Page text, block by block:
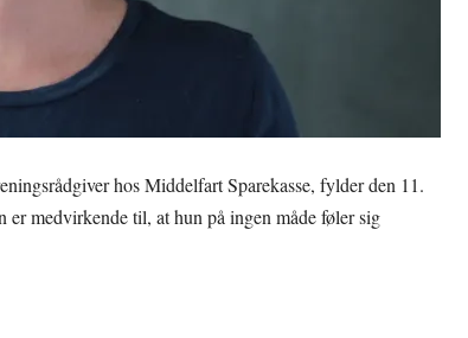
hos Middelfart Sparekasse, fylder den 11.
er medvirkende til, at hun på ingen måde føler sig